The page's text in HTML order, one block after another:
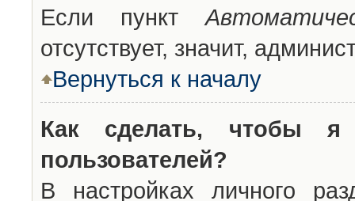
Если пункт
отсутствует, значит,
Вернуться к началу
Как сделать, чтобы
пользователей?
В настройках личного